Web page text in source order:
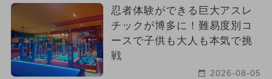
忍者体験ができる巨大アスレ
チックが博多に！難易度別コ
ースで子供も大人も本気で挑
戦
2026-08-05